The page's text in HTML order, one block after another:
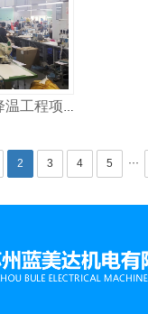
制衣厂厂房车间降温工程项目
2 3 4 5 ···